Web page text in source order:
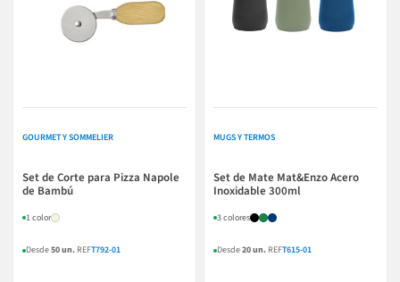
GOURMET Y SOMMELIER
Set de Corte para Pizza Napole
de Bambú
1 color
Desde50 un. REFT792-01
MUGS Y TERMOS
Set de Mate Mat&Enzo Acero
Inoxidable 300ml
3 colores
Desde20 un. REFT615-01